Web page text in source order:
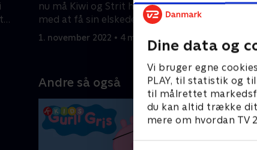
Dine data og
Vi bruger egne
PLAY, til statistik og
til målrettet
du kan altid trække dit
mere om hvordan TV
nu må Kiwi og Strit hjælpe fætteren
med at få sin elskede hat tilbage.
1. november 2022 • 4 min
episk
Andre så også